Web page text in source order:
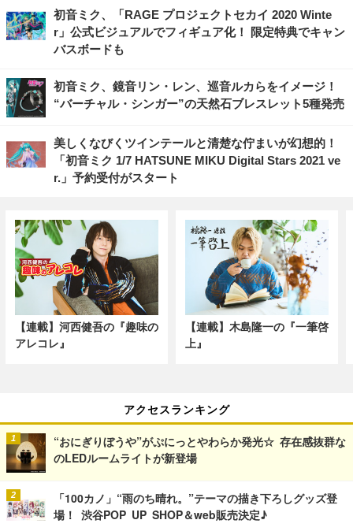
初音ミク、「RAGE プロジェクトセカイ 2020 Winte
r」公式ビジュアルでフィギュア化！ 限定特典でキャン
バスボードも
初音ミク、鏡音リン・レン、巡音ルカらをイメージ！
“バーチャル・シンガー”の天然石ブレスレット5種発売
美しくなびくツインテールと清楚な佇まいが幻想的！
「初音ミク 1/7 HATSUNE MIKU Digital Stars 2021 ve
r.」予約受付がスタート
【連載】河西健吾の『趣味の
アレコレ』
【連載】木島隆一の『一筆啓
上』
アクセスランキング
“おにぎりぼうや”がぷにっとやわらか発光☆ 存在感抜群な
のLEDルームライトが新登場
「100カノ」“雨のち晴れ。”テーマの描き下ろしグッズ登
場！ 渋谷POP UP SHOP＆web販売決定♪